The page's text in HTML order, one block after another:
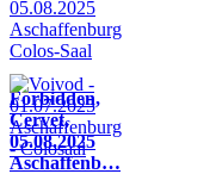
Forbidden,
Cervet,
05.08.2025
Aschaffenb…